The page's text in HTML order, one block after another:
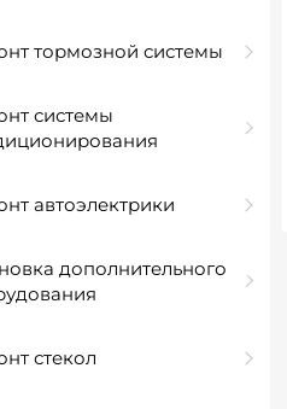
тормозной системы
системы
автоэлектрики
дополнительного
стекол